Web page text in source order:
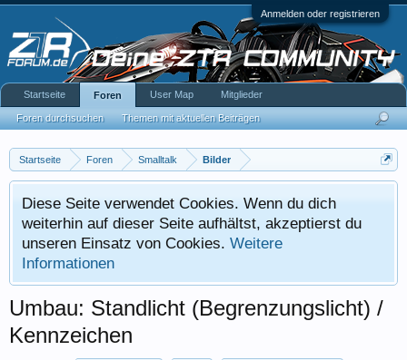
Anmelden oder registrieren
Startseite Foren Smalltalk Bilder
Diese Seite verwendet Cookies. Wenn du dich
weiterhin auf dieser Seite aufhältst, akzeptierst du
unseren Einsatz von Cookies. Weitere
Informationen
Umbau: Standlicht (Begrenzungslicht) /
Kennzeichen
Startseite Foren
Foren durchsuchen Themen mit aktuellen Beiträgen
User Map Mitglieder